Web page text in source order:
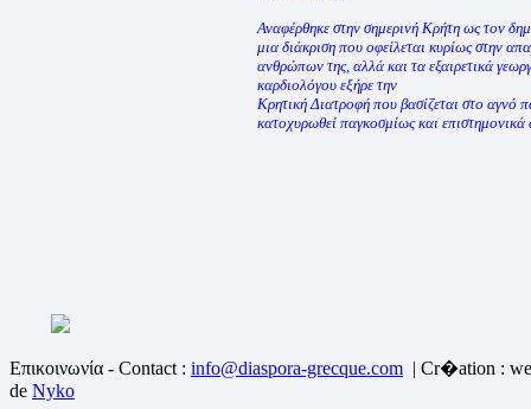
Αναφέρθηκε στην σημερινή Κρήτη ως τον
μια διάκριση που οφείλεται κυρίως στην
ανθρώπων της, αλλά και τα εξαιρετικά
καρδιολόγου εξήρε την
Κρητική Διατροφή που βασίζεται στο αγνό
κατοχυρωθεί παγκοσμίως και επιστημονικά
Επικοινωνία - Contact : info@diaspora-grecque.com | Cr�ation :
de Nyko